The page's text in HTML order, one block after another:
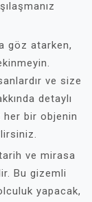
göz atarken,
ve size
detaylı
her bir objenin
ve mirasa
Bu gizemli
yapacak,